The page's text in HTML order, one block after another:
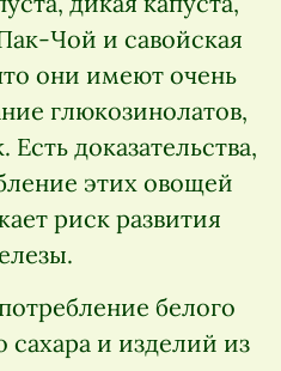
Чой и савойская
они имеют очень
глюкозинолатов,
доказательства,
этих овощей
риск развития
белого
и изделий из